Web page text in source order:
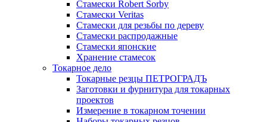
Стамески Robert Sorby
Стамески Veritas
Стамески для резьбы по дереву
Стамески распродажные
Стамески японские
Хранение стамесок
Токарное дело
Токарные резцы ПЕТРОГРАДЪ
Заготовки и фурнитура для токарных
проектов
Измерение в токарном точении